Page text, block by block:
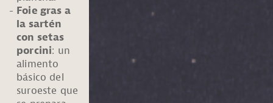
Foie gras a
la sartén
con setas
porcini: un
alimento
básico del
suroeste que